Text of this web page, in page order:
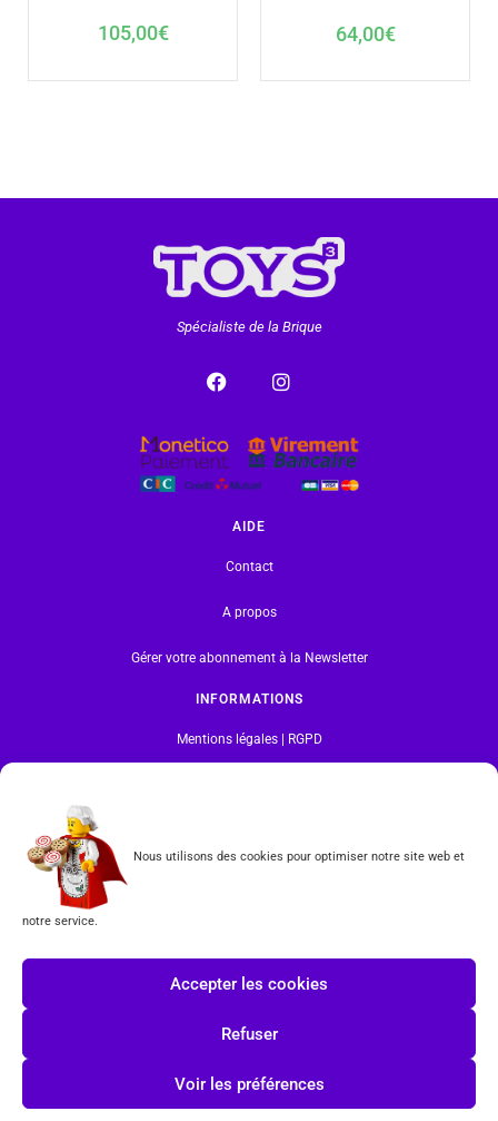
Nous utilisons des cookies pour optimiser notre site web et
notre service.
Accepter les cookies
Refuser
Voir les préférences
105,00€ 64,00€
Spécialiste de la Brique
AIDE
Contact
A propos
Gérer votre abonnement à la Newsletter
INFORMATIONS
Mentions légales | RGPD
Formulaire de rétractation
Tous les produits vendus sur ce site sont fabriqués par LEGO exclusivement. LEGO® est une
marque déposée par The LEGO Group. Les propriétaires des marques respectives citées sur le site